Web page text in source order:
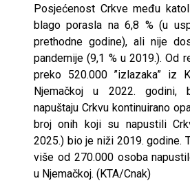
Posjećenost Crkve među
blago porasla na 6,8 % (u
prethodne godine), ali nije
pandemije (9,1 % u 2019.). Od
preko 520.000 ”izlazaka” iz
Njemačkoj u 2022. godini,
napuštaju Crkvu kontinuirano
broj onih koji su napustili
2025.) bio je niži 2019. godine.
više od 270.000 osoba
u Njemačkoj. (KTA/Cnak)